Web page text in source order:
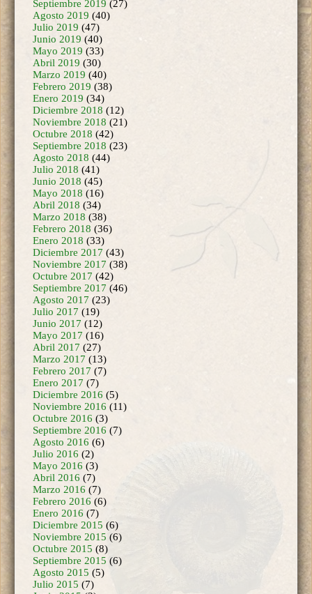
Junio 2019(40)
Mayo 2019(33)
Abril 2019(30)
Marzo 2019(40)
Febrero 2019(38)
Enero 2019(34)
Diciembre 2018(12)
Noviembre 2018(21)
Octubre 2018(42)
Septiembre 2018(23)
Agosto 2018(44)
Julio 2018(41)
Junio 2018 (45)
Mayo 2018(16)
Abril 2018(34)
Marzo 2018(38)
Febrero 2018(36)
Enero 2018(33)
Diciembre 2017(43)
Noviembre 2017(38)
Octubre 2017(42)
Septiembre 2017(46)
Agosto 2017(23)
Julio 2017(19)
Junio 2017 (12)
Mayo 2017(16)
Abril 2017(27)
Marzo 2017(13)
Febrero 2017(7)
Enero 2017(7)
Diciembre 2016(5)
Noviembre 2016
Octubre 2016(3)
Septiembre 2016(7)
Agosto 2016(6)
Julio 2016(2)
Mayo 2016 (3)
Abril 2016(7)
Marzo 2016(7)
Febrero 2016(6)
Enero 2016(7)
Diciembre 2015(6)
Noviembre 2015
Octubre 2015(8)
Septiembre 2015(6)
Agosto 2015(5)
Julio 2015(7)
Junio 2015 (3)
Mayo 2015(2)
Enero 2015(3)